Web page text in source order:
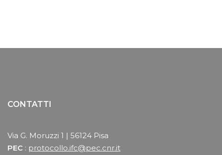
CONTATTI
Via G. Moruzzi 1 | 56124 Pisa
PEC : protocollo.ifc@pec.cnr.it